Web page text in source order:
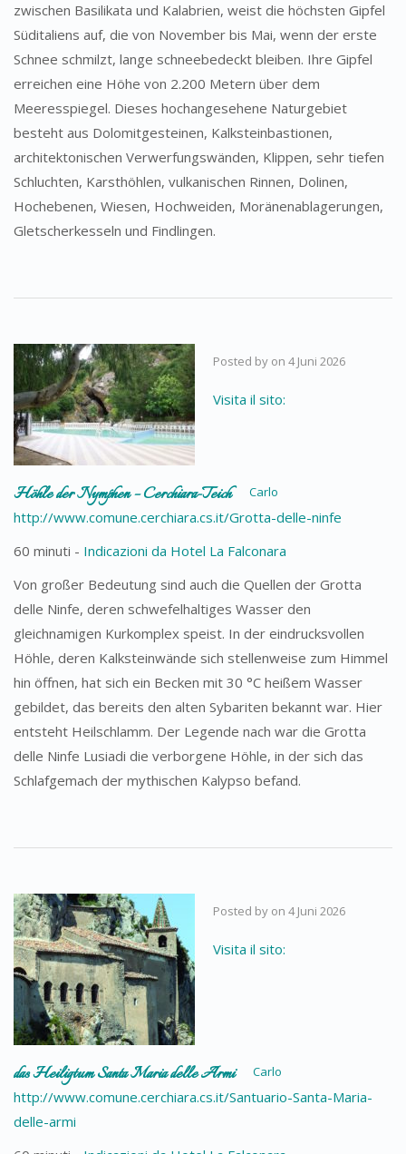
zwischen Basilikata und Kalabrien, weist die höchsten Gipfel
Süditaliens auf, die von November bis Mai, wenn der erste
Schnee schmilzt, lange schneebedeckt bleiben. Ihre Gipfel
erreichen eine Höhe von 2.200 Metern über dem
Meeresspiegel. Dieses hochangesehene Naturgebiet
besteht aus Dolomitgesteinen, Kalksteinbastionen,
architektonischen Verwerfungswänden, Klippen, sehr tiefen
Schluchten, Karsthöhlen, vulkanischen Rinnen, Dolinen,
Hochebenen, Wiesen, Hochweiden, Moränenablagerungen,
Gletscherkesseln und Findlingen.
Höhle der Nymphen – Cerchiara-Teich
Posted by
Carlo
on 4 Juni 2026
Visita il sito:
http://www.comune.cerchiara.cs.it/Grotta-delle-ninfe
60 minuti - Indicazioni da Hotel La Falconara
Von großer Bedeutung sind auch die Quellen der Grotta
delle Ninfe, deren schwefelhaltiges Wasser den
gleichnamigen Kurkomplex speist. In der eindrucksvollen
Höhle, deren Kalksteinwände sich stellenweise zum Himmel
hin öffnen, hat sich ein Becken mit 30 °C heißem Wasser
gebildet, das bereits den alten Sybariten bekannt war. Hier
entsteht Heilschlamm. Der Legende nach war die Grotta
delle Ninfe Lusiadi die verborgene Höhle, in der sich das
Schlafgemach der mythischen Kalypso befand.
das Heiligtum Santa Maria delle Armi
Posted by
Carlo
on 4 Juni 2026
Visita il sito:
http://www.comune.cerchiara.cs.it/Santuario-Santa-Maria-
delle-armi